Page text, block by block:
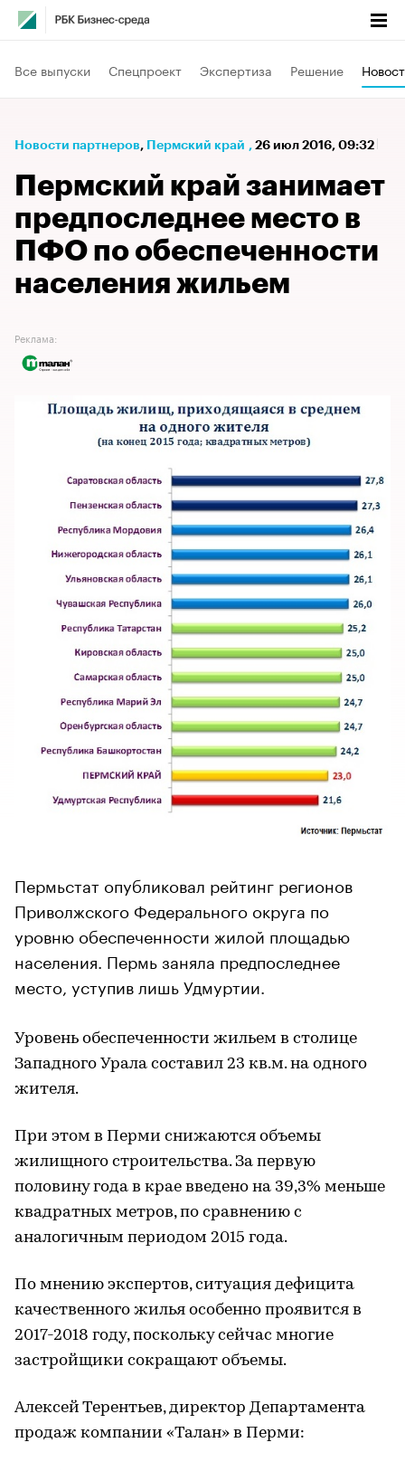
Все выпуски Спецпроект Экспертиза Решение
Новости партнеров⁠, Пермский край , 26 июл 2016, 09:32
Пермский край занимает
предпоследнее место в
ПФО по обеспеченности
населения жильем
Реклама:
Пермьстат опубликовал рейтинг регионов
Приволжского Федерального округа по
уровню обеспеченности жилой площадью
населения. Пермь заняла предпоследнее
место, уступив лишь Удмуртии.
Уровень обеспеченности жильем в столице
Западного Урала составил 23 кв.м. на одного
жителя.
При этом в Перми снижаются объемы
жилищного строительства. За первую
половину года в крае введено на 39,3% меньше
квадратных метров, по сравнению с
аналогичным периодом 2015 года.
По мнению экспертов, ситуация дефицита
качественного жилья особенно проявится в
2017-2018 году, поскольку сейчас многие
застройщики сокращают объемы.
Алексей Терентьев, директор Департамента
продаж компании «Талан» в Перми: